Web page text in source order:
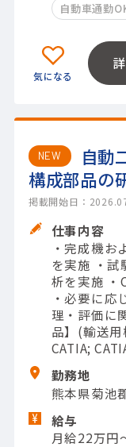
自動車通勤
NEW
自動
構成部品の
掲載開始日：
仕事内容
・完成機お
を実施 ・
析を実施 ・
・必要に応
理・評価に
品】(輸送用
CATIA;
勤務地
熊本県菊池
給与
月給22万円